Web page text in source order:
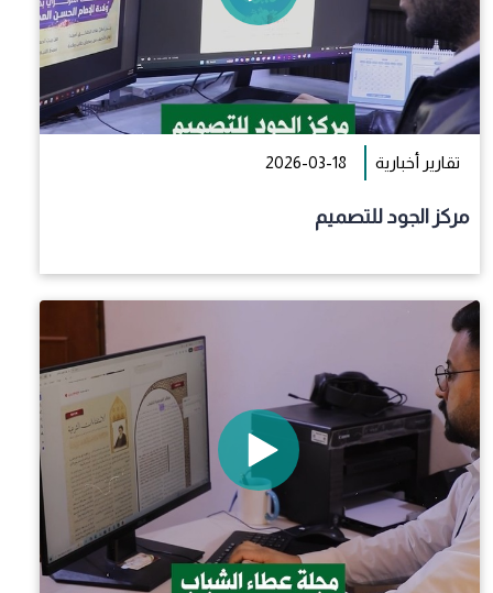
تقارير أخبارية 2026-03-18
مركز الجود للتصميم